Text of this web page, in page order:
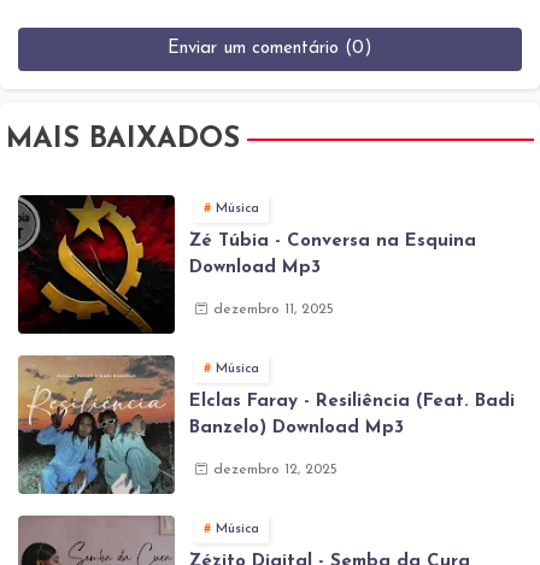
Enviar um comentário (0)
MAIS BAIXADOS
Música
Zé Túbia - Conversa na Esquina
Download Mp3
dezembro 11, 2025
Música
Elclas Faray - Resiliência (Feat. Badi
Banzelo) Download Mp3
dezembro 12, 2025
Música